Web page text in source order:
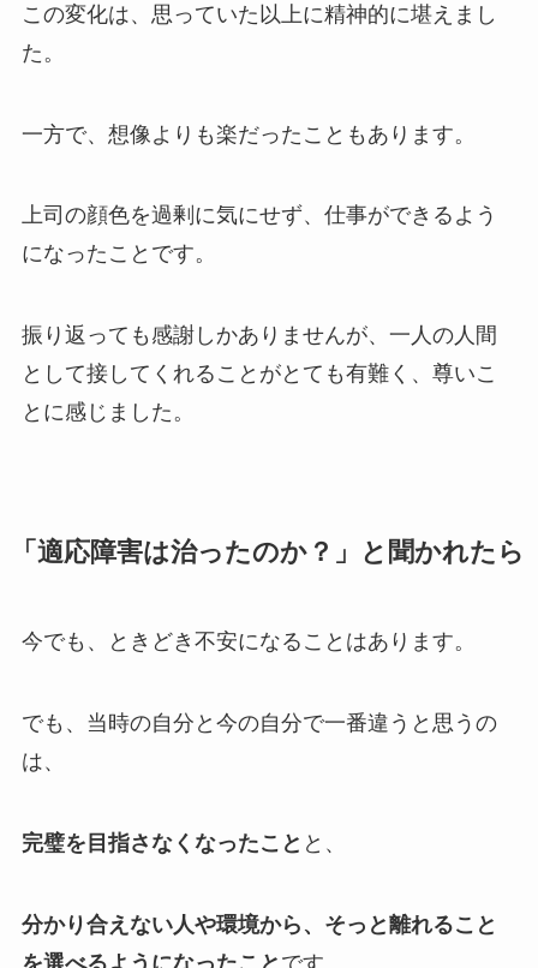
この変化は、思っていた以上に精神的に堪えまし
た。
一方で、想像よりも楽だったこともあります。
上司の顔色を過剰に気にせず、仕事ができるよう
になったことです。
振り返っても感謝しかありませんが、一人の人間
として接してくれることがとても有難く、尊いこ
とに感じました。
「適応障害は治ったのか？」と聞かれたら
今でも、ときどき不安になることはあります。
でも、当時の自分と今の自分で一番違うと思うの
は、
完璧を目指さなくなったこと と、
分かり合えない人や環境から、そっと離れること
を選べるようになったこと です。